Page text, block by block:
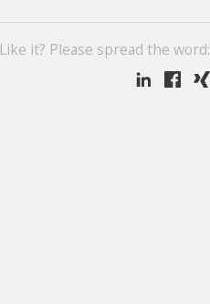
Like it? Please spread the word: